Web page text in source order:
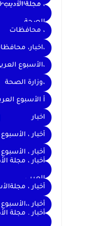
،
، مجلة الأديب
الصحة
، محافظات
،اخبار،
،الأسبوع
،وزارة الصحة
أ الأسبوع
اخبار
أخبار ،
أخبار ،
أخبار ، مجلة
العربي
أخبار ،
أخبار
أخبار . مجلة